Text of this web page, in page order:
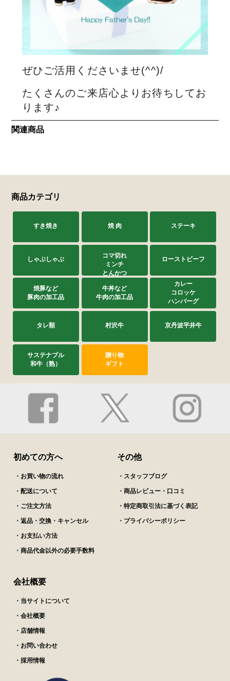
ぜひご活用くださいませ(^^)/
たくさんのご来店心よりお待ちしてお
ります♪
関連商品
商品カテゴリ
すき焼き 焼 肉 ステーキ
しゃぶしゃぶ
コマ切れ
ミンチ
とんかつ
ローストビーフ
焼豚など
豚肉の加工品
牛丼など
牛肉の加工品
カレー
コロッケ
ハンバーグ
タレ類 村沢牛 京丹波平井牛
サステナブル
和牛（熟）
贈り物
ギフト
初めての方へ
・お買い物の流れ
・配送について
・ご注文方法
・返品・交換・キャンセル
・お支払い方法
・商品代金以外の必要手数料
その他
・スタッフブログ
・商品レビュー・口コミ
・特定商取引法に基づく表記
・プライバシーポリシー
会社概要
・当サイトについて
・会社概要
・店舗情報
・お問い合わせ
・採用情報